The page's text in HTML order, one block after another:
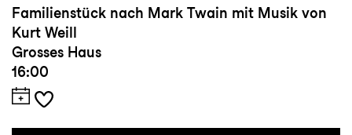
Familienstück nach Mark Twain mit Musik von
Kurt Weill
Grosses Haus
16:00